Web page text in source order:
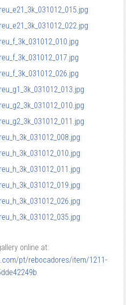
online at:
pt/rebocadores/item/1211-